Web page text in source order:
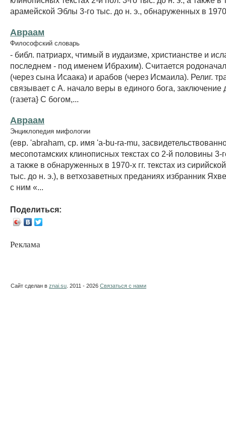
арамейской Эблы 3-го тыс. до н. э., обнаруженных в
Авраам
Философский словарь
- библ. патриарх, чтимый в иудаизме, христианстве и
последнем - под именем Ибрахим). Считается
(через сына Исаака) и арабов (через Исмаила). Религ.
связывает с А. начало веры в единого бога, заключение
(газета} C богом,...
Авраам
Энциклопедия мифологии
(евр. 'abraham, ср. имя 'a-bu-ra-mu,
месопотамских клинописных текстах со 2-й половины 3-
а также в обнаруженных в 1970-х гг. текстах из
тыс. до н. э.), в ветхозаветных преданиях избранник
с ним «...
Поделиться:
Реклама
Сайт сделан в znai.su . 2011 - 2026 Связаться с нами